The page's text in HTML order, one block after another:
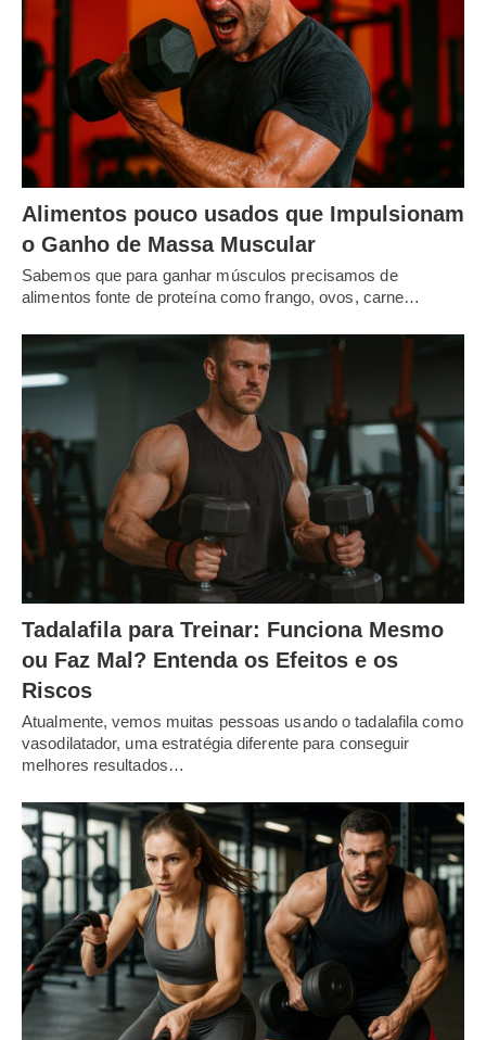
Alimentos pouco usados que Impulsionam
o Ganho de Massa Muscular
Sabemos que para ganhar músculos precisamos de
alimentos fonte de proteína como frango, ovos, carne…
Tadalafila para Treinar: Funciona Mesmo
ou Faz Mal? Entenda os Efeitos e os
Riscos
Atualmente, vemos muitas pessoas usando o tadalafila como
vasodilatador, uma estratégia diferente para conseguir
melhores resultados…